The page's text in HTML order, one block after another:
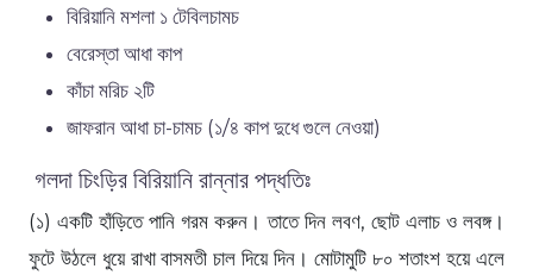
বিরিয়ানি মশলা ১ টেবিলচামচ
বেরেস্তা আধা কাপ
কাঁচা মরিচ ২টি
জাফরান আধা চা-চামচ (১/৪ কাপ দুধে গুলে নেওয়া)
গলদা চিংড়ির বিরিয়ানি রান্নার পদ্ধতিঃ
(১) একটি হাঁড়িতে পানি গরম করুন। তাতে দিন লবণ, ছোট এলাচ ও লবঙ্গ।
ফুটে উঠলে ধুয়ে রাখা বাসমতী চাল দিয়ে দিন। মোটামুটি ৮০ শতাংশ হয়ে এলে